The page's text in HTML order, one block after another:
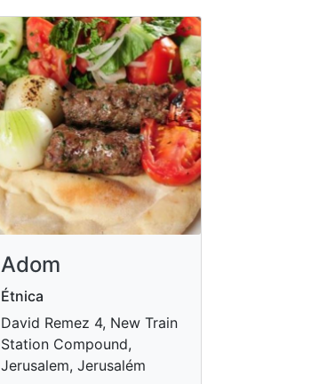
Adom
Étnica
David Remez 4, New Train
Station Compound,
Jerusalem, Jerusalém